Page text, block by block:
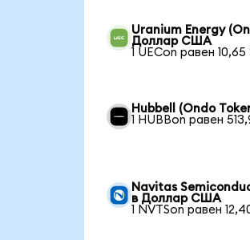
Uranium Energy
Доллар США
1 UECon равен 10,65
Hubbell (Ondo
1 HUBBon равен
Navitas
в Доллар США
1 NVTSon равен